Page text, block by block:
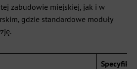
zabudowie miejskiej, jak i w
gdzie standardowe moduły